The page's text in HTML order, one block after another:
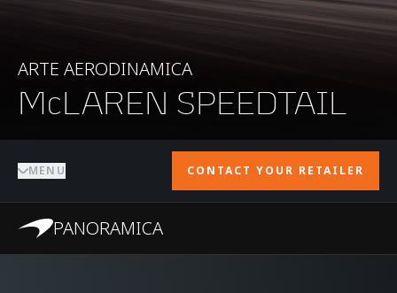
ARTE AERODINAMICA
McLAREN SPEEDTAIL
MENU CONTACT YOUR RETAILER
PANORAMICA